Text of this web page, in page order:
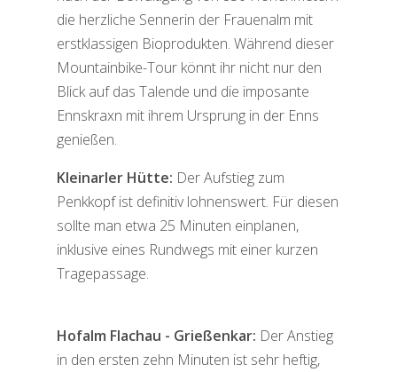
die herzliche Sennerin der Frauenalm mit
erstklassigen Bioprodukten. Während dieser
Mountainbike-Tour könnt ihr nicht nur den
Blick auf das Talende und die imposante
Ennskraxn mit ihrem Ursprung in der Enns
genießen.
Kleinarler Hütte: Der Aufstieg zum
Penkkopf ist definitiv lohnenswert. Für diesen
sollte man etwa 25 Minuten einplanen,
inklusive eines Rundwegs mit einer kurzen
Tragepassage.
Hofalm Flachau - Grießenkar: Der Anstieg
in den ersten zehn Minuten ist sehr heftig,